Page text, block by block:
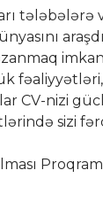
tələbələrə
fəaliyyətləri,
CV-nizi
sizi